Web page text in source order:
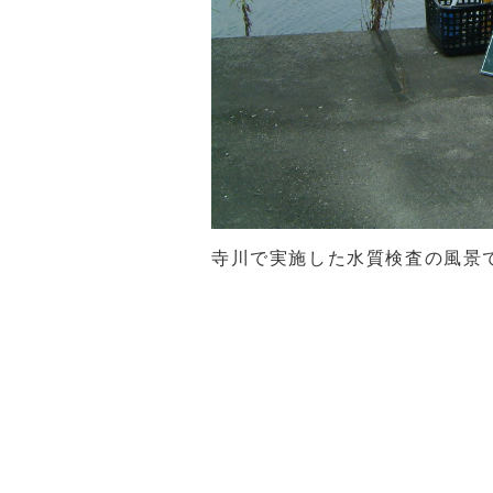
寺川で実施した水質検査の風景